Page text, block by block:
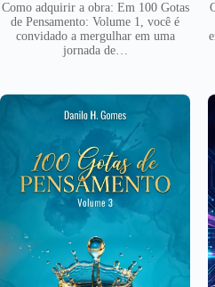
Como adquirir a obra: Em 100 Gotas
de Pensamento: Volume 1, você é
convidado a mergulhar em uma
jornada de…